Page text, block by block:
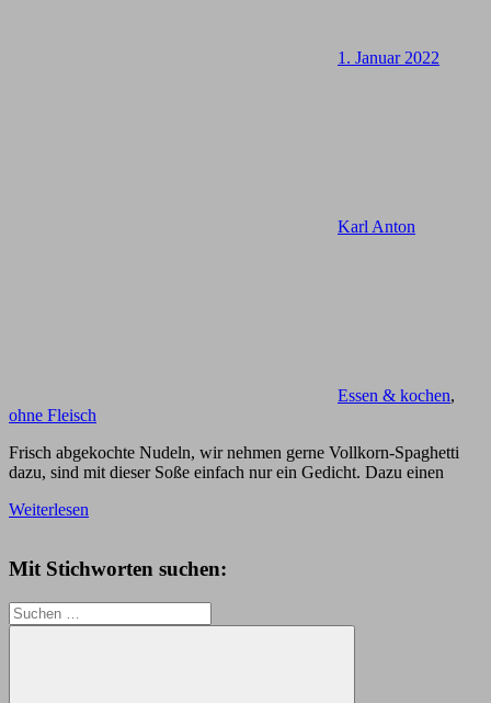
1. Januar 2022
Karl Anton
Essen & kochen,
ohne Fleisch
Frisch abgekochte Nudeln, wir nehmen gerne Vollkorn-Spaghetti
dazu, sind mit dieser Soße einfach nur ein Gedicht. Dazu einen
Weiterlesen
Mit Stichworten suchen:
Suchen
nach: